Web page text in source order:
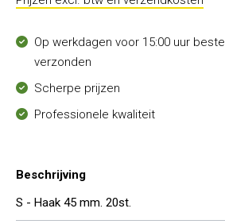
Op werkdagen voor 15:00 uur
verzonden
Scherpe prijzen
Professionele kwaliteit
Beschrijving
S - Haak 45 mm. 20st.